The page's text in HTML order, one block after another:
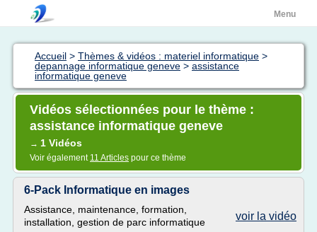
Menu
Accueil > Thèmes & vidéos : materiel informatique >
depannage informatique geneve > assistance
informatique geneve
Vidéos sélectionnées pour le thème :
assistance informatique geneve
→ 1 Vidéos
Voir également 11 Articles pour ce thème
6-Pack Informatique en images
voir la vidéo
Assistance, maintenance, formation,
installation, gestion de parc informatique